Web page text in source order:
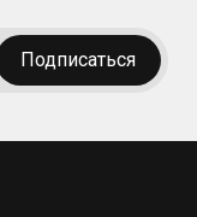
Подписаться